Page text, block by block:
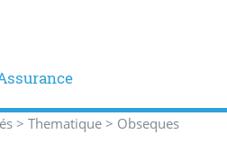
>Thematique > Obseques